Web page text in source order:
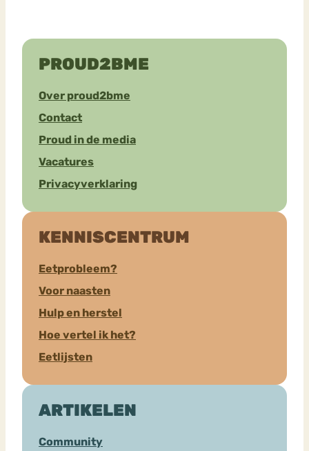
PROUD2BME
Over proud2bme
Contact
Proud in de media
Vacatures
Privacyverklaring
KENNISCENTRUM
Eetprobleem?
Voor naasten
Hulp en herstel
Hoe vertel ik het?
Eetlijsten
ARTIKELEN
Community